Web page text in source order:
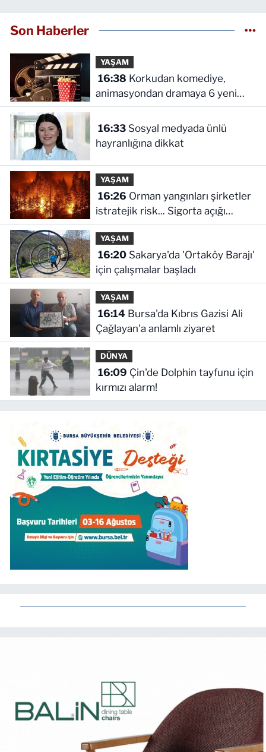
Son Haberler
YAŞAM
16:38
animasyondan dramaya 6 yeni
film vizyonda
16:33Sosyal medyada ünlü
hayranlığına dikkat
YAŞAM
16:26
istratejik risk... Sigorta açığı
büyüyor
YAŞAM
16:20Sakarya'da 'Ortaköy Barajı'
için çalışmalar başladı
YAŞAM
16:14Bursa'da Kıbrıs Gazisi Ali
Çağlayan'a anlamlı ziyaret
DÜNYA
16:09
kırmızı alarm!